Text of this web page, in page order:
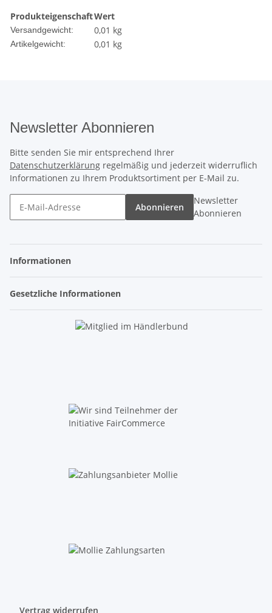
ProdukteigenschaftWert
Versandgewicht: 0,01 kg
Artikelgewicht: 0,01 kg
Newsletter Abonnieren
Bitte senden Sie mir entsprechend Ihrer
Datenschutzerklärung regelmäßig und jederzeit widerruflich
Informationen zu Ihrem Produktsortiment per E-Mail zu.
Abonnieren
Newsletter
Abonnieren
Informationen
Gesetzliche Informationen
Vertrag widerrufen